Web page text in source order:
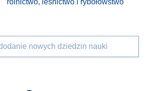
nowych dziedzin nauki